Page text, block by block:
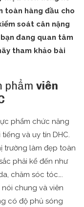
toàn hàng đầu cho
soát cân nặng
đang quan tâm
tham khảo bài
phẩm viên
phẩm chức năng
và uy tín DHC.
trường làm đẹp toàn
phải kể đến như
chăm sóc tóc….
chung và viên
có độ phủ sóng